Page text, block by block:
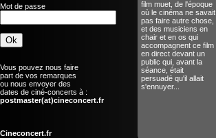
Mot de passe
Vous pouvez nous faire
part de vos remarques
ou nous envoyer des
dates de ciné-concerts à :
postmaster(at)cineconcert.fr
Cineconcert.fr
film muet, de l'époque
où le cinéma ne savait
pas faire autre chose,
et des musiciens en
chair et en os qui
accompagnent ce film
en direct devant un
public qui, avant la
séance, était
persuadé qu'il allait
s'ennuyer...